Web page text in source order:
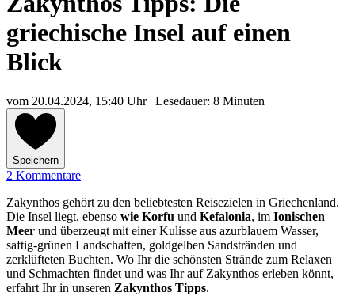
griechische Insel auf einen
Blick
vom 20.04.2024, 15:40 Uhr| Lesedauer: 8 Minuten
Speichern
2 Kommentare
Zakynthos gehört zu den beliebtesten Reisezielen in Griechenland.
Die Insel liegt, ebenso wie Korfu und Kefalonia, im Ionischen
Meer und überzeugt mit einer Kulisse aus azurblauem Wasser,
saftig-grünen Landschaften, goldgelben Sandstränden und
zerklüfteten Buchten. Wo Ihr die schönsten Strände zum Relaxen
und Schmachten findet und was Ihr auf Zakynthos erleben könnt,
erfahrt Ihr in unseren Zakynthos Tipps.